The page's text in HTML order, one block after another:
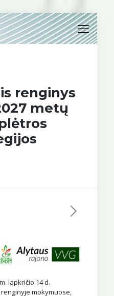
renginys
metų
lapkričio 14 d.
mokymuose,